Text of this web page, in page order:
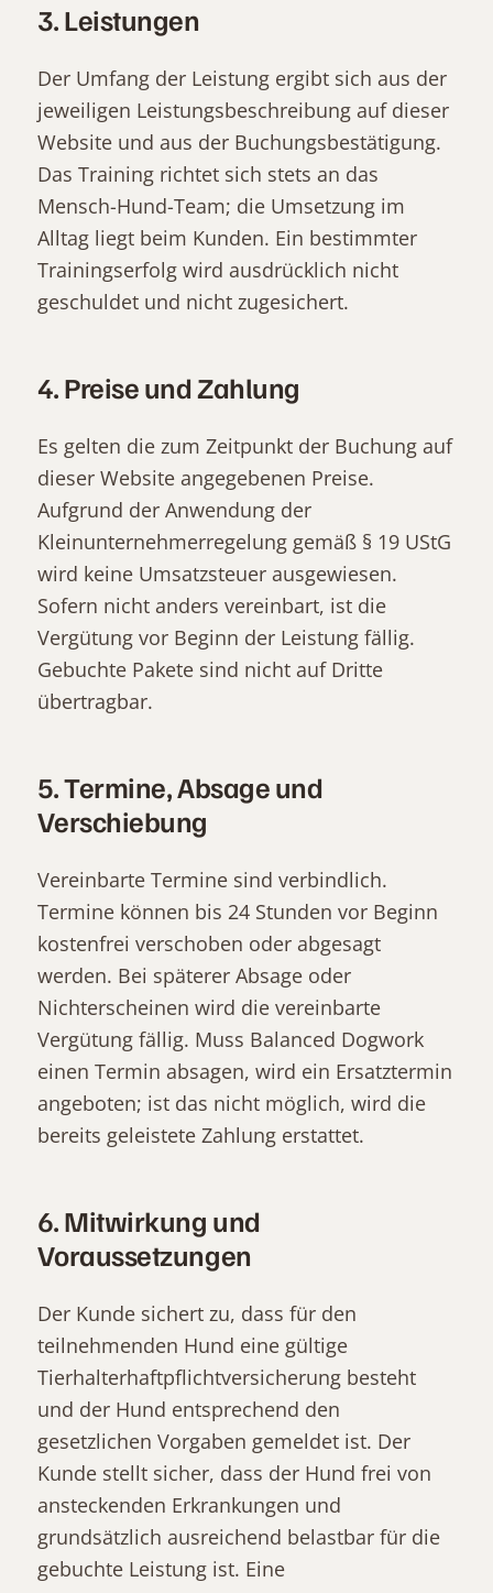
3. Leistungen
Der Umfang der Leistung ergibt sich aus der
jeweiligen Leistungsbeschreibung auf dieser
Website und aus der Buchungsbestätigung.
Das Training richtet sich stets an das
Mensch-Hund-Team; die Umsetzung im
Alltag liegt beim Kunden. Ein bestimmter
Trainingserfolg wird ausdrücklich nicht
geschuldet und nicht zugesichert.
4. Preise und Zahlung
Es gelten die zum Zeitpunkt der Buchung auf
dieser Website angegebenen Preise.
Aufgrund der Anwendung der
Kleinunternehmerregelung gemäß § 19 UStG
wird keine Umsatzsteuer ausgewiesen.
Sofern nicht anders vereinbart, ist die
Vergütung vor Beginn der Leistung fällig.
Gebuchte Pakete sind nicht auf Dritte
übertragbar.
5. Termine, Absage und
Verschiebung
Vereinbarte Termine sind verbindlich.
Termine können bis 24 Stunden vor Beginn
kostenfrei verschoben oder abgesagt
werden. Bei späterer Absage oder
Nichterscheinen wird die vereinbarte
Vergütung fällig. Muss Balanced Dogwork
einen Termin absagen, wird ein Ersatztermin
angeboten; ist das nicht möglich, wird die
bereits geleistete Zahlung erstattet.
6. Mitwirkung und
Voraussetzungen
Der Kunde sichert zu, dass für den
teilnehmenden Hund eine gültige
Tierhalterhaftpflichtversicherung besteht
und der Hund entsprechend den
gesetzlichen Vorgaben gemeldet ist. Der
Kunde stellt sicher, dass der Hund frei von
ansteckenden Erkrankungen und
grundsätzlich ausreichend belastbar für die
gebuchte Leistung ist. Eine